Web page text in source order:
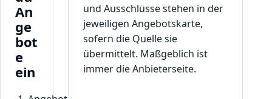
An
ge
bot
e
ein
und Ausschlüsse stehen in der
jeweiligen Angebotskarte,
sofern die Quelle sie
übermittelt. Maßgeblich ist
immer die Anbieterseite.